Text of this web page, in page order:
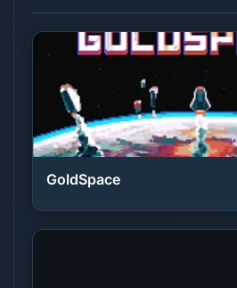
GoldSpace